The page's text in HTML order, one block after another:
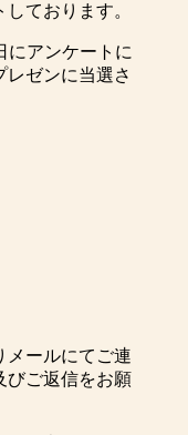
ております。
にアンケートに
レゼンに当選さ
メールにてご連
びご返信をお願